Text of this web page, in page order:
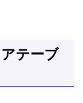
テーブ